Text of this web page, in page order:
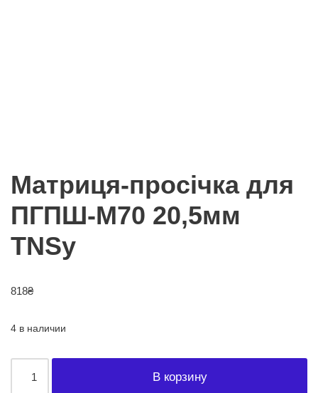
Матриця-просічка для
ПГПШ-М70 20,5мм
TNSy
818₴
4 в наличии
В корзину